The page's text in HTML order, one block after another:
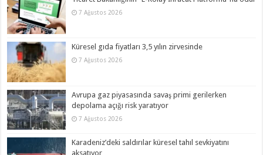
7 Ağustos 2026
Küresel gıda fiyatları 3,5 yılın zirvesinde
7 Ağustos 2026
Avrupa gaz piyasasında savaş primi gerilerken
depolama açığı risk yaratıyor
7 Ağustos 2026
Karadeniz’deki saldırılar küresel tahıl sevkiyatını
aksatıyor